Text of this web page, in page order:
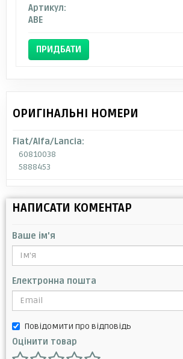
Артикул:
ABE
ПРИДБАТИ
ОРИГІНАЛЬНІ НОМЕРИ
Fiat/Alfa/Lancia:
60810038
5888453
НАПИСАТИ КОМЕНТАР
Ваше ім'я
Електронна пошта
Повідомити про відповідь
Оцінити товар